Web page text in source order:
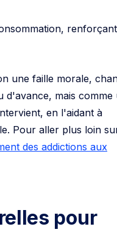
d'avance, mais comme
en l'aidant à
Pour aller plus loin
des addictions aux
pour